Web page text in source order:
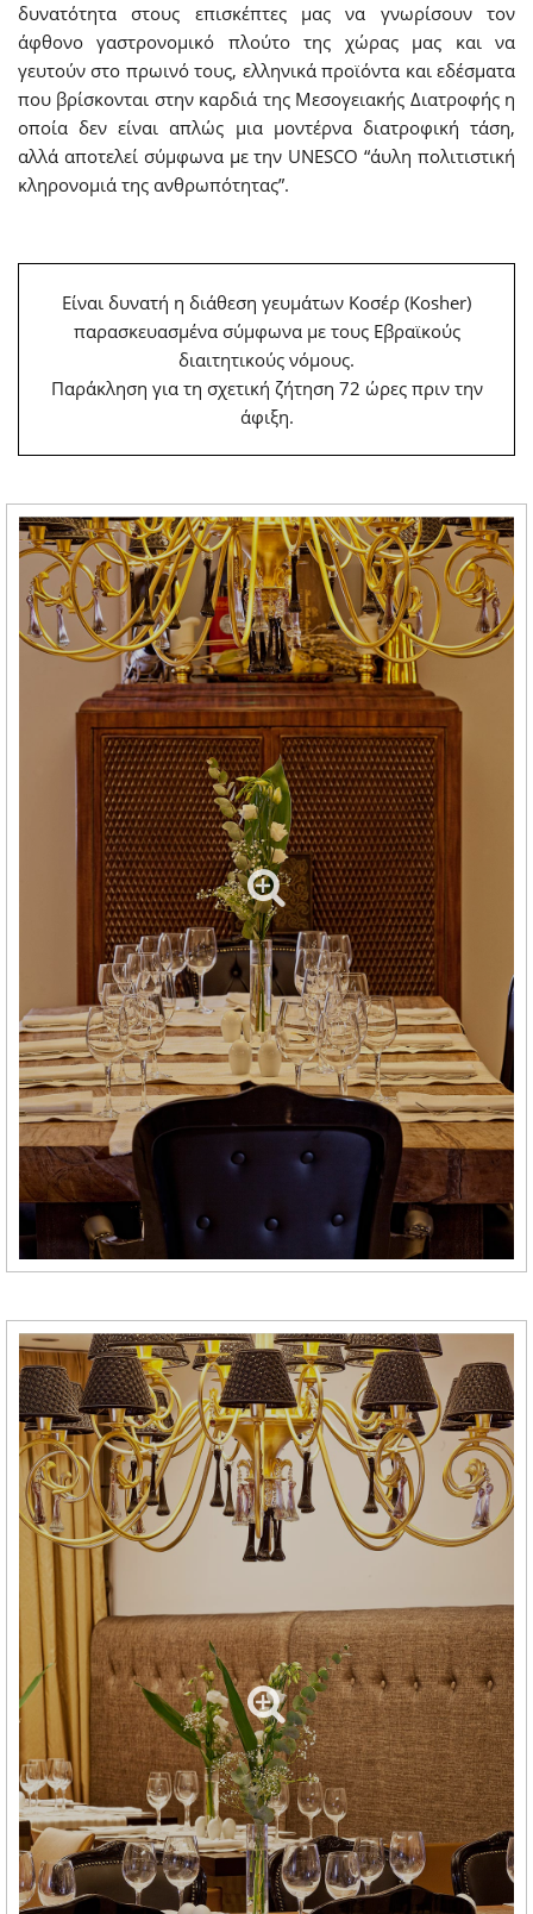
δυνατότητα στους επισκέπτες μας να γνωρίσουν τον
άφθονο γαστρονομικό πλούτο της χώρας μας και να
γευτούν στο πρωινό τους, ελληνικά προϊόντα και εδέσματα
που βρίσκονται στην καρδιά της Μεσογειακής Διατροφής η
οποία δεν είναι απλώς μια μοντέρνα διατροφική τάση,
αλλά αποτελεί σύμφωνα με την UNESCO “άυλη πολιτιστική
κληρονομιά της ανθρωπότητας”.
Είναι δυνατή η διάθεση γευμάτων Κοσέρ (Kosher)
παρασκευασμένα σύμφωνα με τους Εβραϊκούς
διαιτητικούς νόμους.
Παράκληση για τη σχετική ζήτηση 72 ώρες πριν την
άφιξη.